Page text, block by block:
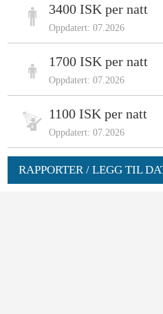
3400 ISK per natt
Oppdatert: 07.2026
1700 ISK per natt
Oppdatert: 07.2026
1100 ISK per natt
Oppdatert: 07.2026
RAPPORTER / LEGG TIL